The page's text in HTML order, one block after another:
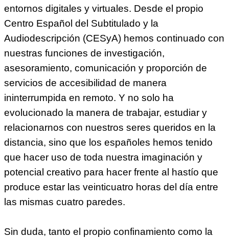
entornos digitales y virtuales. Desde el propio
Centro Español del Subtitulado y la
Audiodescripción (CESyA) hemos continuado con
nuestras funciones de investigación,
asesoramiento, comunicación y proporción de
servicios de accesibilidad de manera
ininterrumpida en remoto. Y no solo ha
evolucionado la manera de trabajar, estudiar y
relacionarnos con nuestros seres queridos en la
distancia, sino que los españoles hemos tenido
que hacer uso de toda nuestra imaginación y
potencial creativo para hacer frente al hastío que
produce estar las veinticuatro horas del día entre
las mismas cuatro paredes.
Sin duda, tanto el propio confinamiento como la